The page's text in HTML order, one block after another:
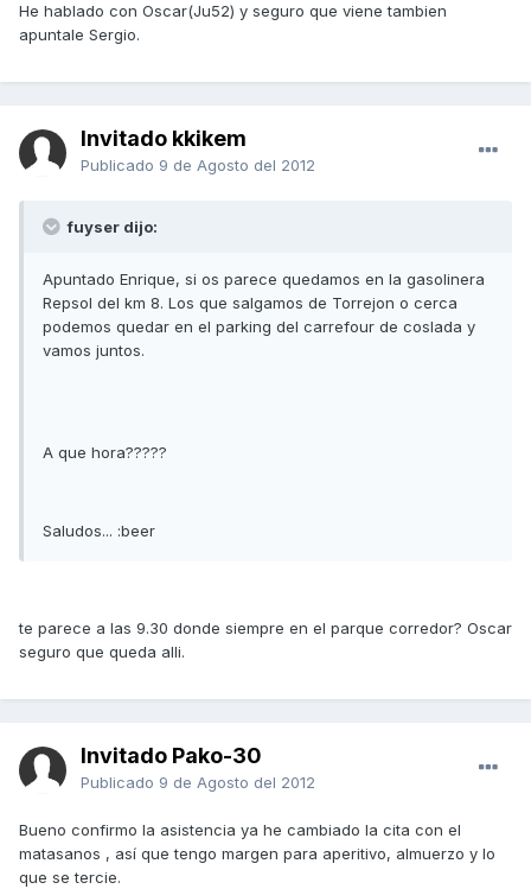
He hablado con Oscar(Ju52) y seguro que viene tambien
apuntale Sergio.
Invitado kkikem
Publicado 9 de Agosto del 2012
fuyser dijo:
Apuntado Enrique, si os parece quedamos en la gasolinera
Repsol del km 8. Los que salgamos de Torrejon o cerca
podemos quedar en el parking del carrefour de coslada y
vamos juntos.
A que hora?????
Saludos... :beer
te parece a las 9.30 donde siempre en el parque corredor? Oscar
seguro que queda alli.
Invitado Pako-30
Publicado 9 de Agosto del 2012
Bueno confirmo la asistencia ya he cambiado la cita con el
matasanos , así que tengo margen para aperitivo, almuerzo y lo
que se tercie.